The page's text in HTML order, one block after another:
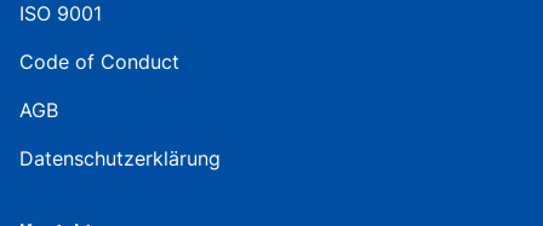
ISO 9001
Code of Conduct
AGB
Datenschutzerklärung